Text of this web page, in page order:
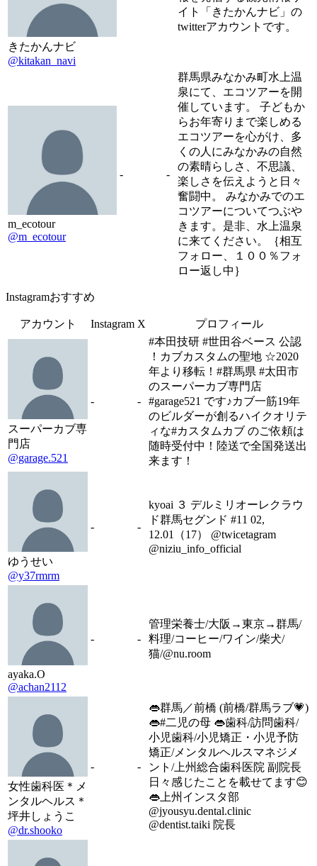
きたかんナビ
@kitakan_navi
イト「きたかんナビ」の
twitterアカウントです。
m_ecotour
@m_ecotour
- -
群馬県みなかみ町水上温
泉にて、エコツアーを開
催しています。 子どもか
らお年寄りまで楽しめる
エコツアーを心がけ、多
くの人にみなかみの自然
の素晴らしさ、不思議、
楽しさを伝えようと日々
奮闘中。 みなかみでのエ
コツアーについてつぶや
きます。是非、水上温泉
に来てください。｛相互
フォロー、１００％フォ
ロー返し中｝
Instagramおすすめ
アカウント Instagram X プロフィール
スーパーカブ専
門店
@garage.521
- -
#本田技研 #世田谷ベース 公認
！カブカスタムの聖地 ☆2020
年より移転！#群馬県 #太田市
のスーパーカブ専門店
#garage521 です♪カブ一筋19年
のビルダーが創るハイクオリテ
ィな#カスタムカブ のご依頼は
随時受付中！陸送で全国発送出
来ます！
ゆうせい
@y37rmrm
- -
kyoai ３ デルミリオーレクラウ
ド群馬セグンド #11 02,
12.01（17） @twicetagram
@niziu_info_official
ayaka.O
@achan2112
- -
管理栄養士/大阪→東京→群馬/
料理/コーヒー/ワイン/柴犬/
猫/@nu.room
女性歯科医＊メ
ンタルヘルス＊
坪井しょうこ
@dr.shooko
- -
👄群馬／前橋 (前橋/群馬ラブ💗)
👄#二児の母 👄歯科/訪問歯科/
小児歯科/小児矯正・小児予防
矯正/メンタルヘルスマネジメ
ント/上州総合歯科医院 副院長
日々感じたことを載せてます😊
👄上州インスタ部
@jyousyu.dental.clinic
@dentist.taiki 院長